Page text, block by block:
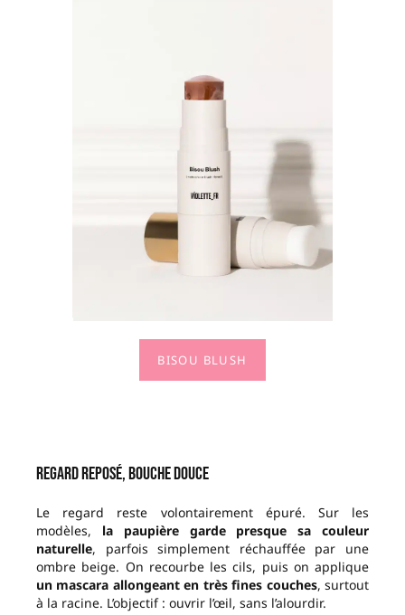
BISOU BLUSH
Regard reposé, bouche douce
Le regard reste volontairement épuré. Sur les
modèles, la paupière garde presque sa couleur
naturelle, parfois simplement réchauffée par une
ombre beige. On recourbe les cils, puis on applique
un mascara allongeant en très fines couches, surtout
à la racine. L’objectif : ouvrir l’œil, sans l’alourdir.